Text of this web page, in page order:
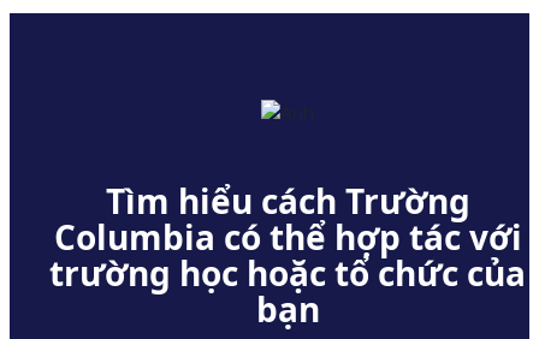
Tìm hiểu cách Trường
Columbia có thể hợp tác với
trường học hoặc tổ chức của
bạn